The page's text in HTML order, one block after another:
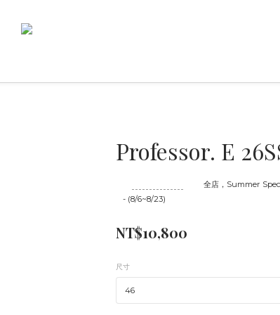
Professor. E
全店，Summer
- (8/6~8/23)
NT$10,800
尺寸